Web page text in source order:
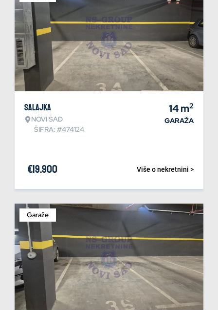
Salajka
NOVI SAD
ŠIFRA: #474124
14m2
GARAŽA
Više o nekretnini >
€19.900
Garaže